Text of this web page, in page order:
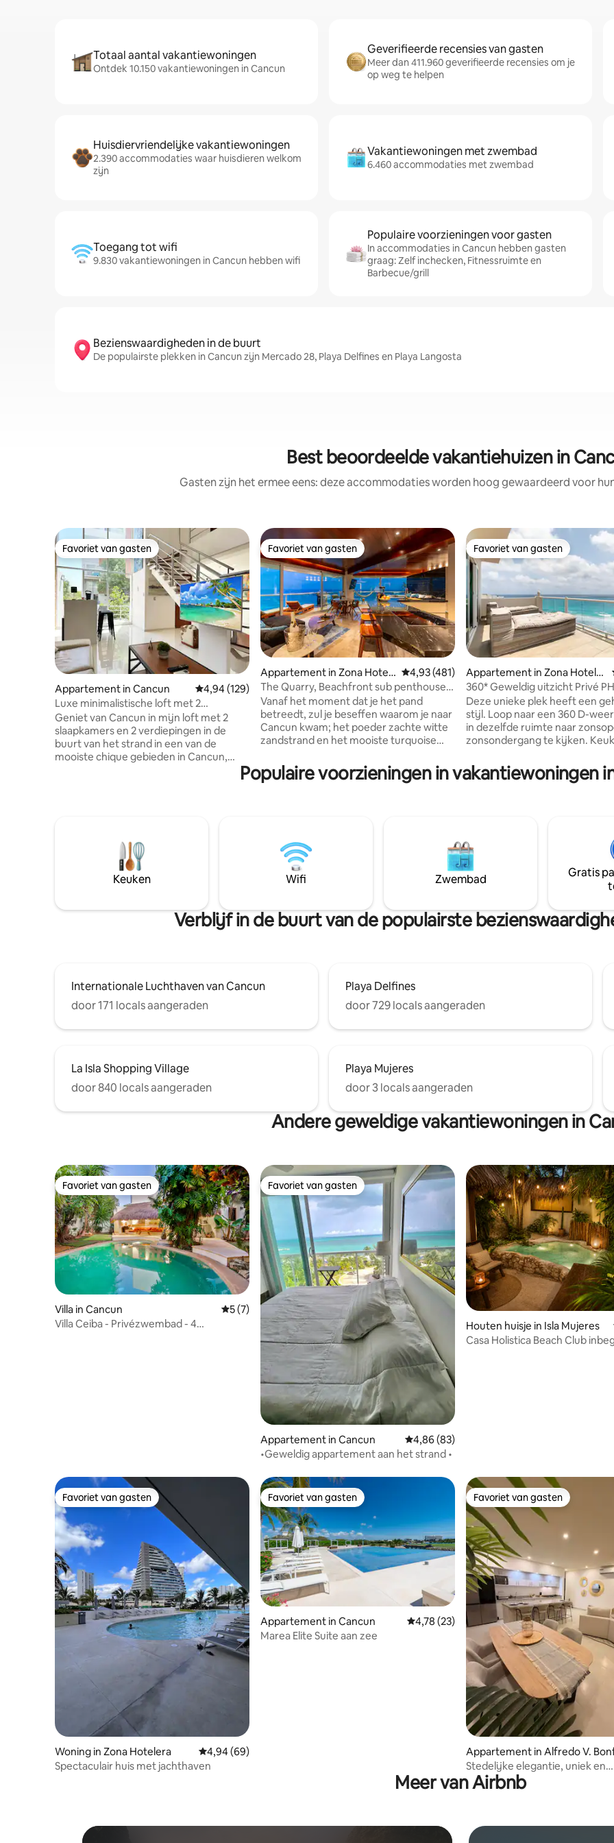
Totaal aantal vakantiewoningen
Ontdek 10.150 vakantiewoningen in Cancun
Geverifieerde recensies van gasten
Meer dan 411.960 geverifieerde recensies om je
op weg te helpen
Huisdiervriendelijke vakantiewoningen
2.390 accommodaties waar huisdieren welkom
zijn
Vakantiewoningen met zwembad
6.460 accommodaties met zwembad
Toegang tot wifi
9.830 vakantiewoningen in Cancun hebben wifi
Populaire voorzieningen voor gasten
In accommodaties in Cancun hebben gasten
graag: Zelf inchecken, Fitnessruimte en
Barbecue/grill
Bezienswaardigheden in de buurt
De populairste plekken in Cancun zijn Mercado 28, Playa Delfines en Playa Langosta
Best beoordeelde vakantiehuizen in
Gasten zijn het ermee eens: deze accommodaties worden hoog gewaardeerd voor
Favoriet van gasten
Favoriet van gasten
Appartement in Cancun Gemiddelde beoordeling van 4,94 uit 5, 129 recensies
4,94 (129)
Luxe minimalistische loft met 2
verdiepingen dicht bij het strand!
Geniet van Cancun in mijn loft met 2
slaapkamers en 2 verdiepingen in de
buurt van het strand in een van de
mooiste chique gebieden in Cancun,
nodig hebt om indruk te maken. Het is
ideaal voor stellen, vriendengroepen of
gezinnen. Het heeft overal snelle wifi,
smart-tv's en airconditioning, een
parkeergelegenheid voor 2 auto's
Favoriet van gasten
Favoriet van gasten
Appartement in Zona Hotel
era
Gemiddelde beoordeling van 4,93 uit 5, 481
4,93 (481)
The Quarry, Beachfront sub penthouse
150m to clubs
Vanaf het moment dat je het pand
betreedt, zul je beseffen waarom je naar
Cancun kwam; het poeder zachte witte
zandstrand en het mooiste turquoise
vanaf het 180° panoramische uitzicht dat
het appartement biedt. Geen detail
strandclub in het gebouw. Een fusie van
exotische houten meubels en
geïmporteerd marmer hebben deze
plek ongeëvenaard in Cancun.
Favoriet van gasten
Favoriet van gasten
Appartement in Zona Hoteler
a
360* Geweldig uitzicht Privé
Deze unieke plek heeft een
stijl. Loop naar een 360 D-
in dezelfde ruimte naar
zonsondergang te kijken.
scherm en geweldige bank.
gezellig uitzicht op de lagune
bad. Hoofdbadkamer met
inloop Kast. Een kingsize
een geweldig balkon aan zee.
privé. Bovenkant van het
geen buren naast de deur.
Populaire voorzieningen in vakantiewoningen
Keuken Wifi Zwembad
Gratis
Verblijf in de buurt van de populairste
Internationale Luchthaven van Cancun
door 171 locals aangeraden
Playa Delfines
door 729 locals aangeraden
La Isla Shopping Village
door 840 locals aangeraden
Playa Mujeres
door 3 locals aangeraden
Andere geweldige vakantiewoningen in
Favoriet van gasten
Favoriet van gasten
Villa in Cancun Gemiddelde beoordeling van 5 uit 5, 7 recensies
5 (7)
Villa Ceiba - Privézwembad - 4
Favoriet van gasten
Favoriet van gasten
Appartement in Cancun Gemiddelde beoordeling van 4,86 uit 5, 83
4,86 (83)
•Geweldig appartement aan het strand •
Houten huisje in Isla Mujeres
Casa Holistica Beach Club
Favoriet van gasten
Favoriet van gasten
Woning in Zona Hotelera Gemiddelde beoordeling van 4,94 uit 5, 69 recensies
4,94 (69)
Spectaculair huis met jachthaven
Favoriet van gasten
Favoriet van gasten
Appartement in Cancun Gemiddelde beoordeling van 4,78 uit 5, 23
4,78 (23)
Marea Elite Suite aan zee
Favoriet van gasten
Favoriet van gasten
Appartement in Alfredo V.
Stedelijke elegantie, uniek en
ontspannend verblijf
Meer van Airbnb